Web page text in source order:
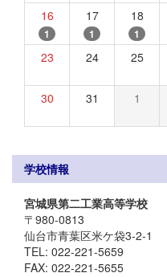
16
1
17
1
18
1
23 24 25
30 31 1
学校情報
宮城県第二工業高等学校
〒980-0813
仙台市青葉区米ケ袋3-2-1
TEL: 022-221-5659
FAX: 022-221-5655